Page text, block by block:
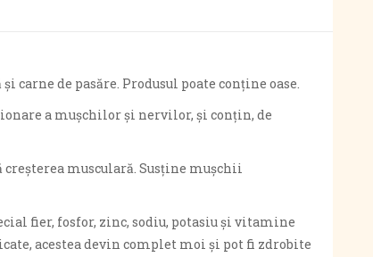
carne de pasăre. Produsul poate conține oase.
a mușchilor și nervilor, și conțin, de
musculară. Susține mușchii
fier, fosfor, zinc, sodiu, potasiu și vitamine
acestea devin complet moi și pot fi zdrobite